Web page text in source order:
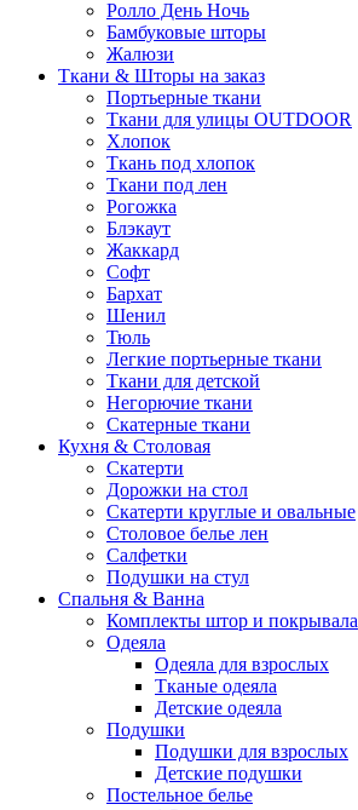
Ролло День Ночь
Бамбуковые шторы
Жалюзи
Ткани & Шторы на заказ
Портьерные ткани
Ткани для улицы OUTDOOR
Хлопок
Ткань под хлопок
Ткани под лен
Рогожка
Блэкаут
Жаккард
Софт
Бархат
Шенил
Тюль
Легкие портьерные ткани
Ткани для детской
Негорючие ткани
Скатерные ткани
Кухня & Столовая
Скатерти
Дорожки на стол
Скатерти круглые и овальные
Столовое белье лен
Салфетки
Подушки на стул
Спальня & Ванна
Комплекты штор и покрывала
Одеяла
Одеяла для взрослых
Тканые одеяла
Детские одеяла
Подушки
Подушки для взрослых
Детские подушки
Постельное белье